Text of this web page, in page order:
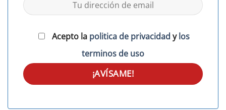
Acepto la politica de privacidad ylos
terminos de uso